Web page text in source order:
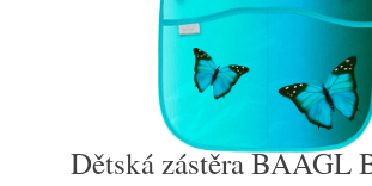
Dětská zástěra BAAGL